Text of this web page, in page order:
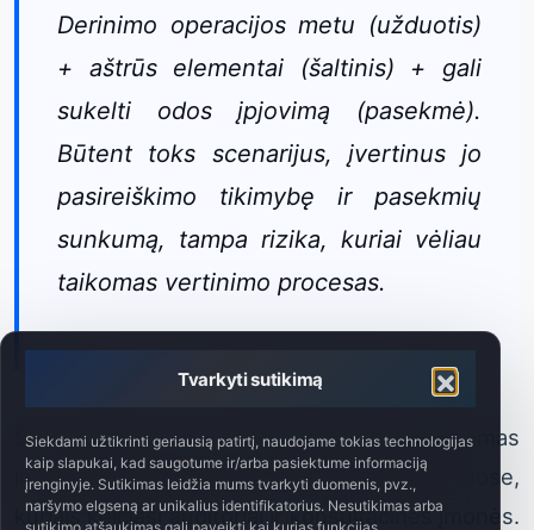
Tvarkyti sutikimą
Siekdami užtikrinti geriausią patirtį, naudojame tokias technologijas
kaip slapukai, kad saugotume ir/arba pasiektume informaciją
įrenginyje. Sutikimas leidžia mums tvarkyti duomenis, pvz.,
naršymo elgseną ar unikalius identifikatorius. Nesutikimas arba
Derinimo operacijos metu (užduotis)
+ aštrūs elementai (šaltinis) + gali
sukelti odos įpjovimą (pasekmė).
Būtent toks scenarijus, įvertinus jo
pasireiškimo tikimybę ir pasekmių
sunkumą, tampa rizika, kuriai vėliau
taikomas vertinimo procesas.
Šis procesas itin retai tinkamai atvaizduojamas
internete platinamuose „Excel“ failuose ar tuose,
kuriais keičiasi auditoriai ir konsultacinės įmonės.